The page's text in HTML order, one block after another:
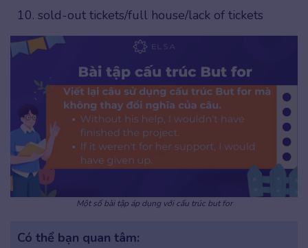
sold-out tickets/full house/lack of tickets
Một số bài tập áp dụng với cấu trúc but for
Có thể bạn quan tâm: